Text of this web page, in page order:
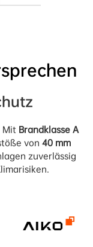
Mit Brandklasse A
von 40 mm
zuverlässig